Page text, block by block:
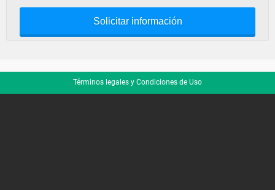
Solicitar información
Términos legales y Condiciones de Uso